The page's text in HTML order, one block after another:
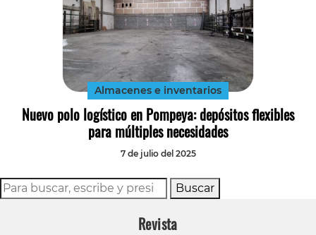
Almacenes e inventarios
Nuevo polo logístico en Pompeya: depósitos flexibles
para múltiples necesidades
7 de julio del 2025
Buscar
Revista